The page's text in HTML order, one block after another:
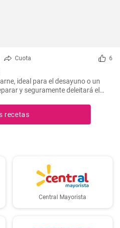
Cuota 6
ideal para el desayuno o un
y seguramente deleitará el
recetas
Central Mayorista